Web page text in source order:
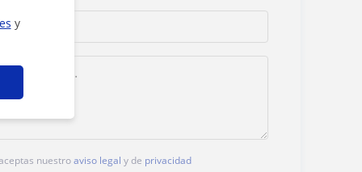
y
nuestroaviso legal y de privacidad